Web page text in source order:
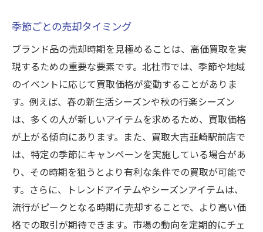
季節ごとの売却タイミング
ブランド品の売却時期を見極めることは、高価買取を実
現するための重要な要素です。北杜市では、季節や地域
のイベントに応じて買取価格が変動することがありま
す。例えば、春の新生活シーズンや秋の行楽シーズン
は、多くの人が新しいアイテムを求めるため、買取価格
が上がる傾向にあります。また、買取大吉韮崎駅前店で
は、特定の季節にキャンペーンを実施している場合があ
り、その時期を狙うとより有利な条件での買取が可能で
す。さらに、トレンドアイテムやシーズンアイテムは、
流行がピークとなる時期に売却することで、より高い価
格での取引が期待できます。市場の動向を定期的にチェ